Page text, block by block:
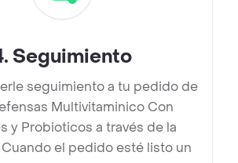
. Seguimiento
seguimiento a tu pedido de
Multivitaminico Con
y Probioticos a través de la
el pedido esté listo un